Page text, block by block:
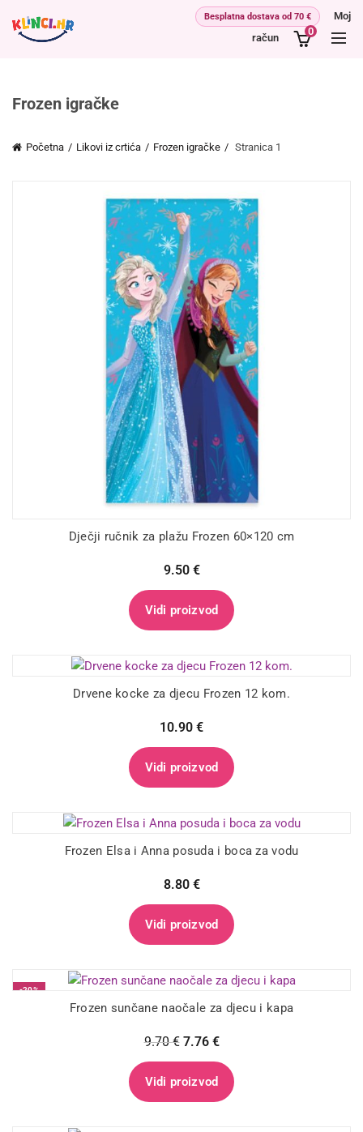
Moj
račun
0
Frozen igračke
Početna Likovi iz crtića Frozen igračke Stranica 1
Dječji ručnik za plažu Frozen 60×120 cm
9.50 €
Vidi proizvod
Drvene kocke za djecu Frozen 12 kom.
10.90 €
Vidi proizvod
Frozen Elsa i Anna posuda i boca za vodu
8.80 €
Vidi proizvod
-20%
Frozen sunčane naočale za djecu i kapa
9.70€ 7.76 €
Vidi proizvod